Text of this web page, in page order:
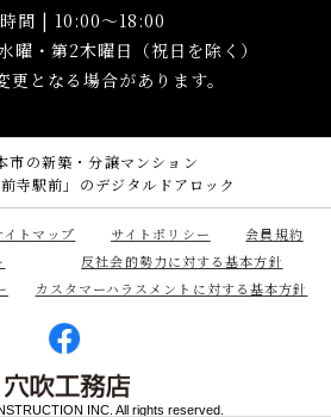
市の新築・分譲マンション
前寺駅前」のデジタルドアロック
間 | 10:00～18:00
曜・第2木曜日（祝日を除く）
となる場合があります。
イトマップ サイトポリシー
会員規約
反社会的勢力に対する基本方針
カスタマーハラスメントに対する基本方針
INC. All rights reserved.